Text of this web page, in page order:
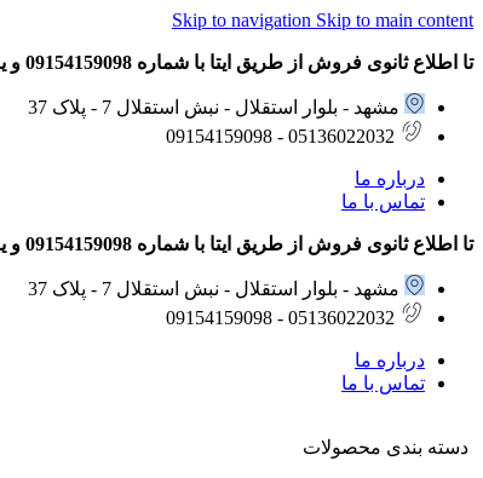
Skip to navigation Skip to main content
تا اطلاع ثانوی فروش از طریق ایتا با شماره 09154159098 و یا تماس تلفنی با شماره های 05136022032 – 09154159098 انجام می شود.
مشهد - بلوار استقلال - نبش استقلال 7 - پلاک 37
05136022032 - 09154159098
درباره ما
تماس با ما
تا اطلاع ثانوی فروش از طریق ایتا با شماره 09154159098 و یا تماس تلفنی با شماره های 05136022032 – 09154159098 انجام می شود.
مشهد - بلوار استقلال - نبش استقلال 7 - پلاک 37
05136022032 - 09154159098
درباره ما
تماس با ما
دسته بندی محصولات